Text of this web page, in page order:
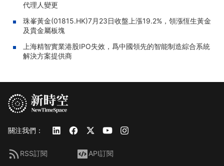
代理人變更
珠峯黃金(01815.HK)7月23日收盤上漲19.2%，領漲恆生黃金
及貴金屬板塊
上海精智實業港股IPO失效，爲中國領先的智能制造綜合系統
解決方案提供商
關注我們：
RSS訂閱 API訂閱